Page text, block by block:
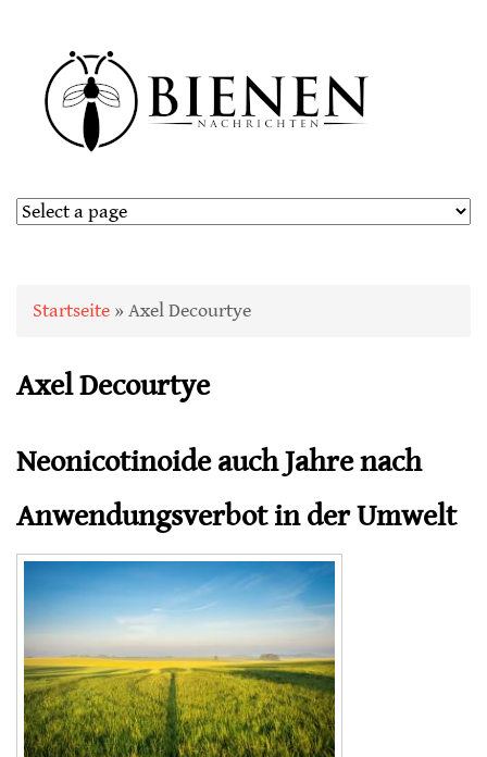
Sie sind hier
Startseite » Axel Decourtye
Axel Decourtye
Neonicotinoide auch Jahre nach
Anwendungsverbot in der Umwelt